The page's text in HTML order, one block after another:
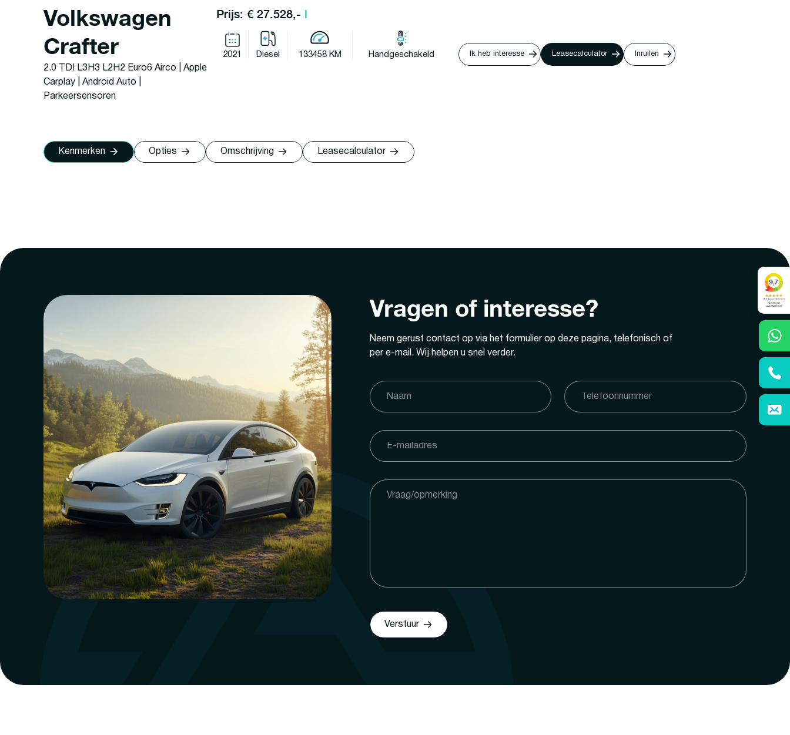
Volkswagen
Crafter
2.0 TDI L3H3 L2H2 Euro6 Airco | Apple
Carplay | Android Auto |
Parkeersensoren
Prijs: € 27.528,- l
2021 Diesel 133458 KM Handgeschakeld Ik heb interesse Leasecalculator Inruilen
Kenmerken Opties Omschrijving Leasecalculator
Vragen of interesse?
Neem gerust contact op via het formulier op deze pagina, telefonisch of
per e-mail. Wij helpen u snel verder.
Verstuur